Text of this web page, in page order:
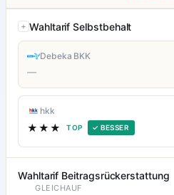
Wahltarif Selbstbehalt
Debeka BKK
—
hkk
★★★ TOP ✓ BESSER
Wahltarif Beitragsrückerstattung
GLEICHAUF